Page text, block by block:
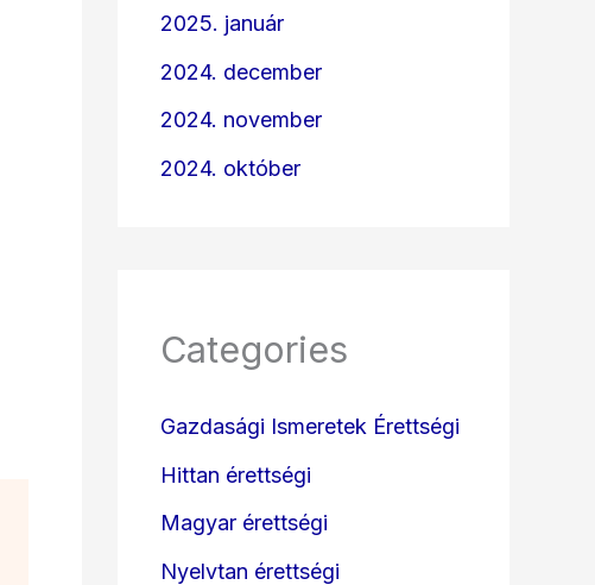
2025. január
2024. december
2024. november
2024. október
Categories
Gazdasági Ismeretek Érettségi
Hittan érettségi
Magyar érettségi
Nyelvtan érettségi